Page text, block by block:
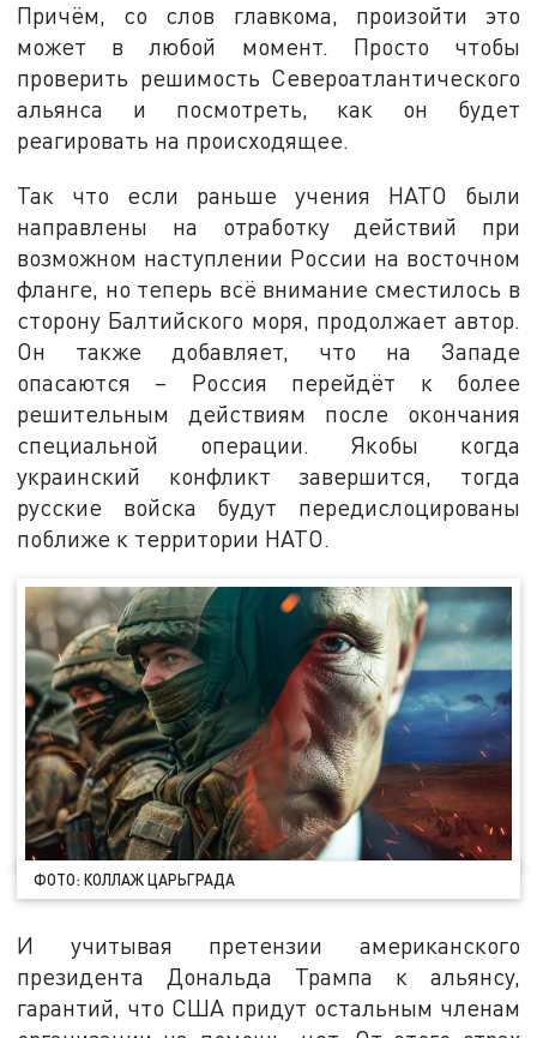
Причём, со слов главкома, произойти это
может в любой момент. Просто чтобы
проверить решимость Североатлантического
альянса и посмотреть, как он будет
реагировать на происходящее.
Так что если раньше учения НАТО были
направлены на отработку действий при
возможном наступлении России на восточном
фланге, но теперь всё внимание сместилось в
сторону Балтийского моря, продолжает автор.
Он также добавляет, что на Западе
опасаются – Россия перейдёт к более
решительным действиям после окончания
специальной операции. Якобы когда
украинский конфликт завершится, тогда
русские войска будут передислоцированы
поближе к территории НАТО.
ФОТО: КОЛЛАЖ ЦАРЬГРАДА
И учитывая претензии американского
президента Дональда Трампа к альянсу,
гарантий, что США придут остальным членам